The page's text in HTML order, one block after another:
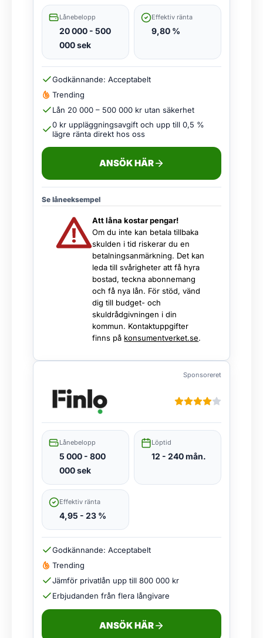
Lånebelopp
20 000 - 500
000 sek
Effektiv ränta
9,80 %
Godkännande: Acceptabelt
Trending
Lån 20 000 – 500 000 kr utan säkerhet
0 kr uppläggningsavgift och upp till 0,5 %
lägre ränta direkt hos oss
ANSÖK HÄR
Se låneeksempel
Att låna kostar pengar!
Om du inte kan betala tillbaka
skulden i tid riskerar du en
betalningsanmärkning. Det kan
leda till svårigheter att få hyra
bostad, teckna abonnemang
och få nya lån. För stöd, vänd
dig till budget- och
skuldrådgivningen i din
kommun. Kontaktuppgifter
finns på konsumentverket.se.
Sponsoreret
Lånebelopp
5 000 - 800
000 sek
Löptid
12 - 240 mån.
Effektiv ränta
4,95 - 23 %
Godkännande: Acceptabelt
Trending
Jämför privatlån upp till 800 000 kr
Erbjudanden från flera långivare
ANSÖK HÄR